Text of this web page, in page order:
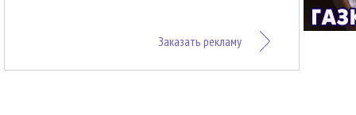
Заказать рекламу